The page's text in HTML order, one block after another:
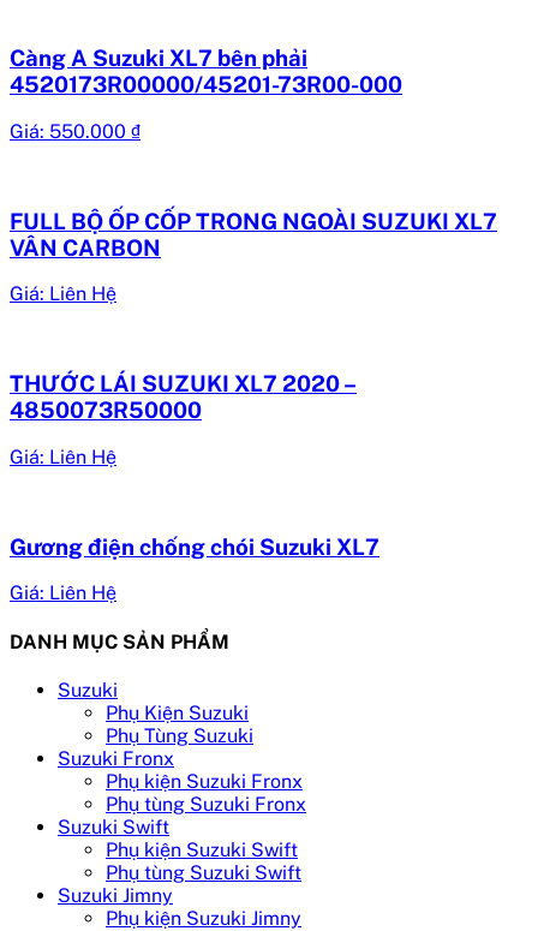
Càng A Suzuki XL7 bên phải
4520173R00000/45201-73R00-000
Giá: 550.000 ₫
FULL BỘ ỐP CỐP TRONG NGOÀI SUZUKI XL7
VÂN CARBON
Giá: Liên Hệ
THƯỚC LÁI SUZUKI XL7 2020 –
4850073R50000
Giá: Liên Hệ
Gương điện chống chói Suzuki XL7
Giá: Liên Hệ
DANH MỤC SẢN PHẨM
Suzuki
Phụ Kiện Suzuki
Phụ Tùng Suzuki
Suzuki Fronx
Phụ kiện Suzuki Fronx
Phụ tùng Suzuki Fronx
Suzuki Swift
Phụ kiện Suzuki Swift
Phụ tùng Suzuki Swift
Suzuki Jimny
Phụ kiện Suzuki Jimny